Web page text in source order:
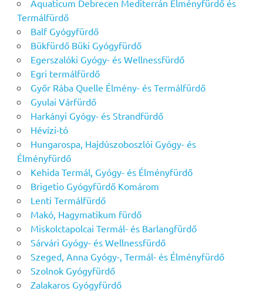
Aquaticum Debrecen Mediterrán Élményfürdő és
Termálfürdő
Balf Gyógyfürdő
Bükfürdő Büki Gyógyfürdő
Egerszalóki Gyógy- és Wellnessfürdő
Egri termálfürdő
Győr Rába Quelle Élmény- és Termálfürdő
Gyulai Várfürdő
Harkányi Gyógy- és Strandfürdő
Hévízi-tó
Hungarospa, Hajdúszoboszlói Gyógy- és
Élményfürdő
Kehida Termál, Gyógy- és Élményfürdő
Brigetio Gyógyfürdő Komárom
Lenti Termálfürdő
Makó, Hagymatikum fürdő
Miskolctapolcai Termál- és Barlangfürdő
Sárvári Gyógy- és Wellnessfürdő
Szeged, Anna Gyógy-, Termál- és Élményfürdő
Szolnok Gyógyfürdő
Zalakaros Gyógyfürdő